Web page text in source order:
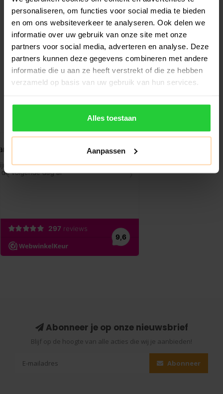
personaliseren, om functies voor social media te bieden
en om ons websiteverkeer te analyseren. Ook delen we
informatie over uw gebruik van onze site met onze
partners voor social media, adverteren en analyse. Deze
partners kunnen deze gegevens combineren met andere
informatie die u aan ze heeft verstrekt of die ze hebben
verzameld op basis van uw gebruik van hun services.
Alles toestaan
Aanpassen
Head Boom MP UL
Alternate 2026
Tennisracket
De HEAD Boom MP UL
Alternate 2026 is een
topkeuze voor recreatieve
Abonneer je op onze nieuwsbrief
Blijf op de hoogte van alle acties die wij je aanbieden!
Abonneer